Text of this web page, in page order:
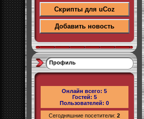
Скрипты для uCoz
Добавить новость
Профиль
Онлайн всего: 5
Гостей: 5
Пользователей: 0
Сегодняшние посетители: 2